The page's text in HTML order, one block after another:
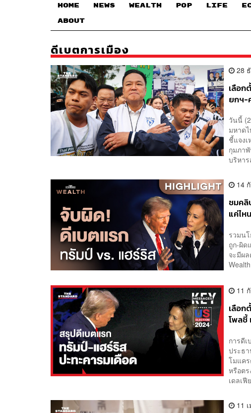
HOME NEWS WEALTH POP LIFE
ABOUT
ดีเบตการเมือง
28
เลือก
ยกฯ-
วันนี้
มหาด
ชี้แจง
กุมภา
บริหา
14
ชมคลิ
แค่ไห
รวมน
ถูก-ผิด
จะมีผ
11
เลือก
โพลชี้
การดี
ประธ
โมแค
หรือต
เดลเ
11